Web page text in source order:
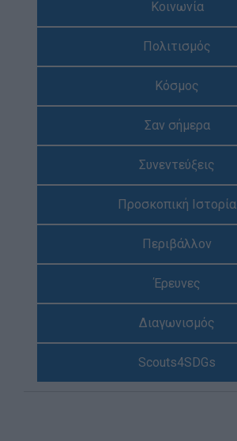
Η Προσκοπική Μέθοδος
Προσκοπικό Πρόγραμμα
Στόχοι Βιώσιμης Ανάπτυξης
Earth Tribe
Ομάδα Διάσωσης Άγριας Ζωής
Νέα
Κοινωνία
Πολιτισμός
Κόσμος
Σαν σήμερα
Συνεντεύξεις
Προσκοπική Ιστορία
Περιβάλλον
Έρευνες
Διαγωνισμός
Scouts4SDGs